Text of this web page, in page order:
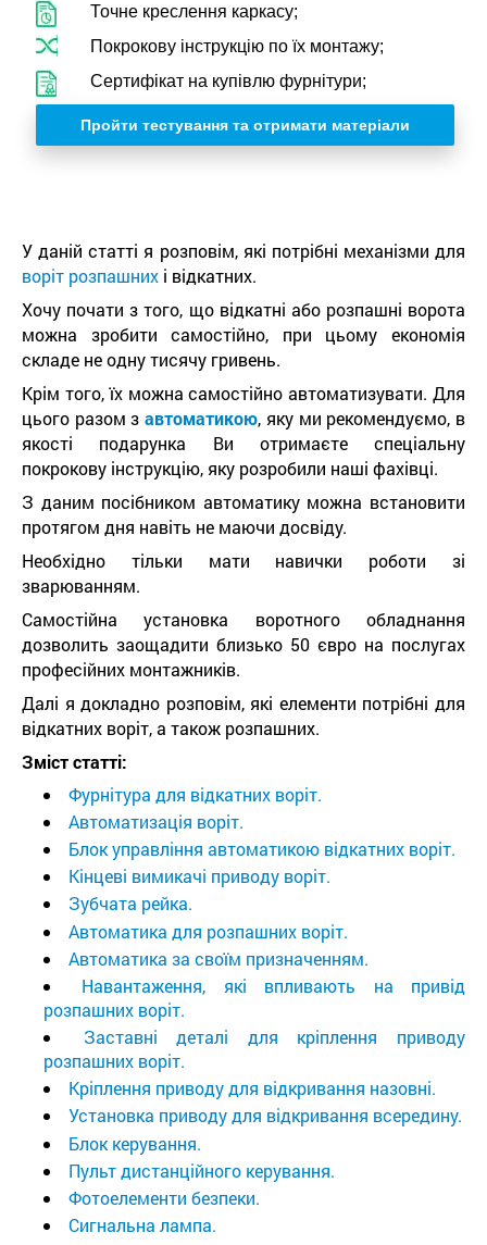
Точне креслення каркасу;
Покрокову інструкцію по їх монтажу;
Сертифікат на купівлю фурнітури;
Пройти тестування та отримати матеріали
У даній статті я розповім, які потрібні механізми для
воріт розпашних і відкатних.
Хочу почати з того, що відкатні або розпашні ворота
можна зробити самостійно, при цьому економія
складе не одну тисячу гривень.
Крім того, їх можна самостійно автоматизувати. Для
цього разом завтоматикою, яку ми рекомендуємо, в
якості подарунка Ви отримаєте спеціальну
покрокову інструкцію, яку розробили наші фахівці.
З даним посібником автоматику можна встановити
протягом дня навіть не маючи досвіду.
Необхідно тільки мати навички роботи зі
зварюванням.
Самостійна установка воротного обладнання
дозволить заощадити близько 50 євро на послугах
професійних монтажників.
Далі я докладно розповім, які елементи потрібні для
відкатних воріт, а також розпашних.
Зміст статті:
Фурнітура для відкатних воріт.
Автоматизація воріт.
Блок управління автоматикою відкатних воріт.
Кінцеві вимикачі приводу воріт.
Зубчата рейка.
Автоматика для розпашних воріт.
Автоматика за своїм призначенням.
Навантаження, які впливають на привід
розпашних воріт.
Заставні деталі для кріплення приводу
розпашних воріт.
Кріплення приводу для відкривання назовні.
Установка приводу для відкривання всередину.
Блок керування.
Пульт дистанційного керування.
Фотоелементи безпеки.
Сигнальна лампа.